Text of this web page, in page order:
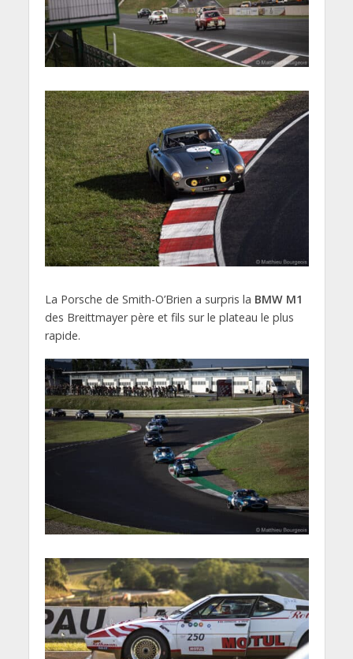
La Porsche de Smith-O’Brien a surpris la BMW M1
des Breittmayer père et fils sur le plateau le plus
rapide.